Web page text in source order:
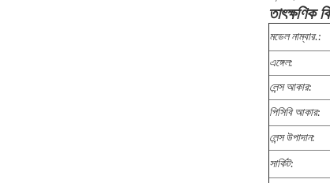
তাৎক্ষণিক
মডেল নাম্বার.:
এঙ্গেল:
লেন্স আকার:
পিসিবি আকার:
লেন্স উপাদান:
সার্কিট: